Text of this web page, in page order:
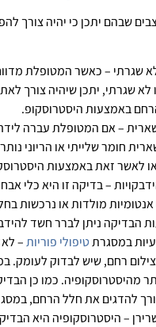
שבהם יתכן כי יהיה צורך
שגרתי – כאשר המטופלת
לא שגרתי, יתכן שיהיה צורך
באמצעות היסטרוסקופ.
– אם המטופלת עברה
חומר שלייתי או הריוני
לאשר זאת באמצעות
– בדיקה זו היא כלי
אנטומיות מולדות או נרכשות
הבדיקה ניתן לברר חשד
במסגרתטיפולי פוריות–
רחם, שיש לבדוק לעומק.
מהיסטרוסקופיה. כמו כן
להדגים את חלל הרחם,
– היסטרוסקופיה היא